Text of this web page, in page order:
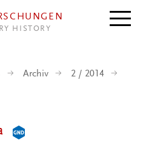
HISTORY
Archiv
2 / 2014